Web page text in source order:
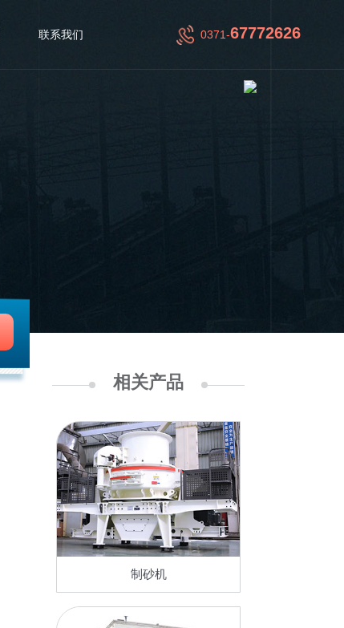
联系我们 0371-67772626
相关产品
制砂机